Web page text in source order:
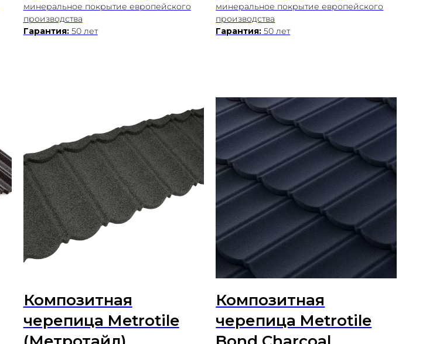
минеральное покрытие европейского
производства
Гарантия:50 лет
минеральное покрытие европейского
производства
Гарантия: 50 лет
Композитная
черепица Metrotile
Композитная
черепица Metrotile